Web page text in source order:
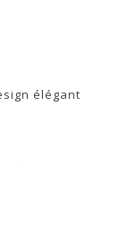
élégant